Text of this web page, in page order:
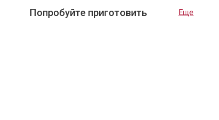
Попробуйте приготовить Еще